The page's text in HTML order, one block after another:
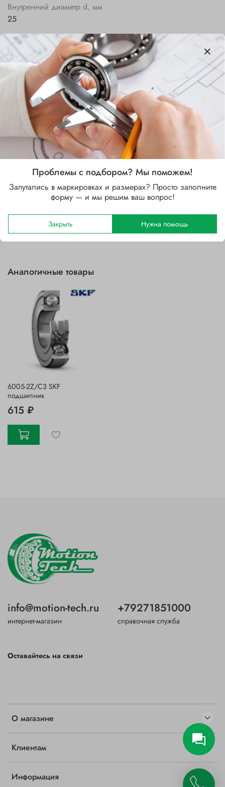
Внутренний диаметр d, мм
25
Наружный диаметр D, мм
47
Ширина B, мм
Сепаратор
Стальной
Зазор
C3 (больше CN)
Уплотнение
ZZ (защитные шайбы с двух сторон)
Отзывы
Аналогичные товары
6005-2Z/C3 SKF
подшипник
615 ₽
О магазине
Клиентам
Информация
info@motion-tech.ru
интернет-магазин
+79271851000
справочная служба
Оставайтесь на связи
Проблемы с подбором? Мы поможем!
Запутались в маркировках и размерах? Просто заполните
форму — и мы решим ваш вопрос!
Закрыть Нужна помощь